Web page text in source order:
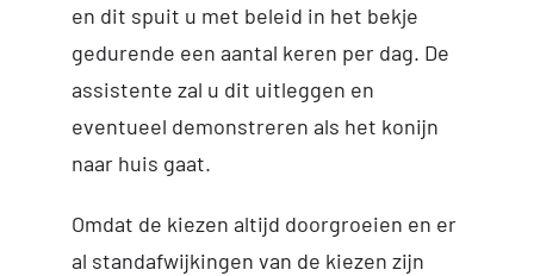
en dit spuit u met beleid in het bekje
gedurende een aantal keren per dag. De
assistente zal u dit uitleggen en
eventueel demonstreren als het konijn
naar huis gaat.
Omdat de kiezen altijd doorgroeien en er
al standafwijkingen van de kiezen zijn